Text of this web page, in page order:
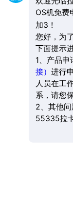
OS机免费
加3！
您好，为
下面提示
1、产品
接） 进行
人员在工
系，请您
2、其他
55335拉